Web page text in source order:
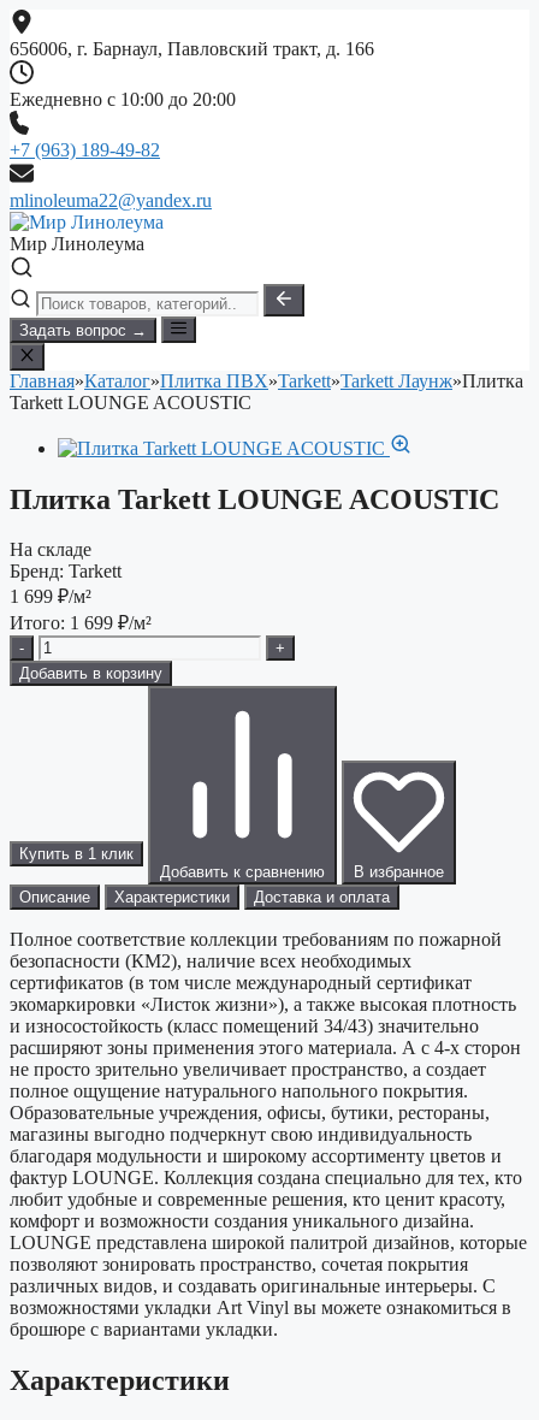
Перейти
к
содержимому
656006, г. Барнаул, Павловский тракт, д. 166
Ежедневно с 10:00 до 20:00
+7 (963) 189-49-82
mlinoleuma22@yandex.ru
Мир Линолеума
Задать вопрос →
Главная»Каталог»Плитка ПВХ»Tarkett»Tarkett Лаунж»Плитка
Tarkett LOUNGE ACOUSTIC
Плитка Tarkett LOUNGE ACOUSTIC
На складе
Бренд: Tarkett
1 699 ₽/м²
Итого: 1 699 ₽/м²
-
+
Добавить в корзину
Купить в 1 клик
Добавить к сравнению
В избранное
Описание
Характеристики Доставка и оплата
Полное соответствие коллекции требованиям по пожарной
безопасности (КМ2), наличие всех необходимых
сертификатов (в том числе международный сертификат
экомаркировки «Листок жизни»), а также высокая плотность
и износостойкость (класс помещений 34/43) значительно
расширяют зоны применения этого материала. А с 4-х сторон
не просто зрительно увеличивает пространство, а создает
полное ощущение натурального напольного покрытия.
Образовательные учреждения, офисы, бутики, рестораны,
магазины выгодно подчеркнут свою индивидуальность
благодаря модульности и широкому ассортименту цветов и
фактур LOUNGE. Коллекция создана специально для тех, кто
любит удобные и современные решения, кто ценит красоту,
комфорт и возможности создания уникального дизайна.
LOUNGE представлена широкой палитрой дизайнов, которые
позволяют зонировать пространство, сочетая покрытия
различных видов, и создавать оригинальные интерьеры. С
возможностями укладки Art Vinyl вы можете ознакомиться в
брошюре с вариантами укладки.
Характеристики